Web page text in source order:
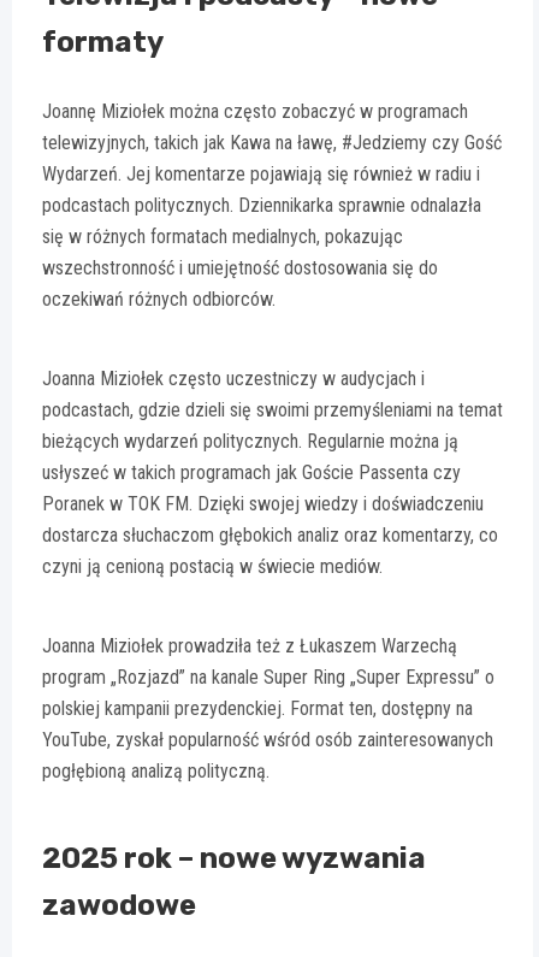
formaty
Joannę Miziołek można często zobaczyć w programach
telewizyjnych, takich jak Kawa na ławę, #Jedziemy czy Gość
Wydarzeń. Jej komentarze pojawiają się również w radiu i
podcastach politycznych. Dziennikarka sprawnie odnalazła
się w różnych formatach medialnych, pokazując
wszechstronność i umiejętność dostosowania się do
oczekiwań różnych odbiorców.
Joanna Miziołek często uczestniczy w audycjach i
podcastach, gdzie dzieli się swoimi przemyśleniami na temat
bieżących wydarzeń politycznych. Regularnie można ją
usłyszeć w takich programach jak Goście Passenta czy
Poranek w TOK FM. Dzięki swojej wiedzy i doświadczeniu
dostarcza słuchaczom głębokich analiz oraz komentarzy, co
czyni ją cenioną postacią w świecie mediów.
Joanna Miziołek prowadziła też z Łukaszem Warzechą
program „Rozjazd” na kanale Super Ring „Super Expressu” o
polskiej kampanii prezydenckiej. Format ten, dostępny na
YouTube, zyskał popularność wśród osób zainteresowanych
pogłębioną analizą polityczną.
2025 rok – nowe wyzwania
zawodowe